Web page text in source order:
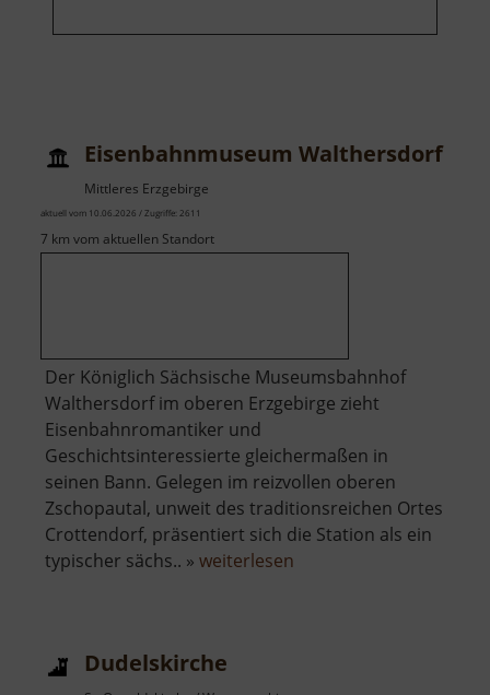
Eisenbahnmuseum Walthersdorf
Mittleres Erzgebirge
aktuell vom 10.06.2026 / Zugriffe: 2611
7 km vom aktuellen Standort
Der Königlich Sächsische Museumsbahnhof
Walthersdorf im oberen Erzgebirge zieht
Eisenbahnromantiker und
Geschichtsinteressierte gleichermaßen in
seinen Bann. Gelegen im reizvollen oberen
Zschopautal, unweit des traditionsreichen Ortes
Crottendorf, präsentiert sich die Station als ein
typischer sächs.. » weiterlesen
Dudelskirche